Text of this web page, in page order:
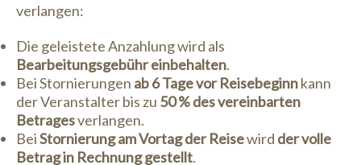
verlangen:
Die geleistete Anzahlung wird als
Bearbeitungsgebühr einbehalten.
Bei Stornierungen ab 6 Tage vor Reisebeginnkann
der Veranstalter bis zu 50 % des vereinbarten
Betragesverlangen.
BeiStornierung am Vortag der Reisewird der volle
Betrag in Rechnung gestellt.